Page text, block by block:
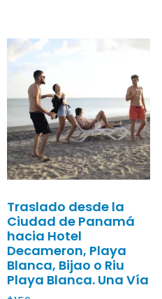
Traslado desde la
Ciudad de Panamá
hacia Hotel
Decameron, Playa
Blanca, Bijao o Riu
Playa Blanca. Una Vía